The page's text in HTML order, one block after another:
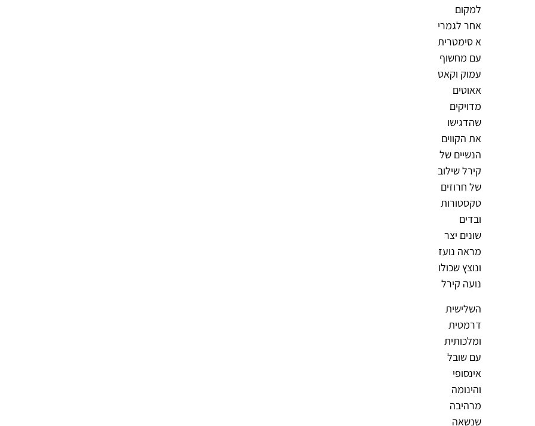
למקום
אחר לגמרי
א סימטרית
עם מחשוף
עמוק וקאט
אאוטים
מדויקים
שהדגישו
את הקווים
הנשיים של
קירל שילוב
של חרוזים
טקסטורות
ובדים
שונים יצר
מראה נועז
ונוצץ שכולו
נועה קירל
השלישית
דרמטית
ומלכותית
עם שובל
אינסופי
והינומה
מרהיבה
שנשאה